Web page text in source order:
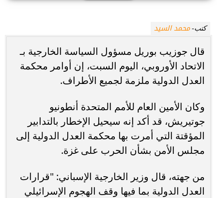
كتب-محمد السيد
قال جوزيب بوريل مسؤول السياسة الخارجية بـ
الاتحاد الأوروبي، اليوم السبت، إن أوامر محكمة
العدل الدولية ملزمة لجميع الأطراف.
وكان الأمين العام للأمم المتحدة أنطونيو
جوتيريش، قد أكد إنه سيحيل الإخطار بالتدابير
المؤقتة التي أمرت بها محكمة العدل الدولية إلى
مجلس الأمن بشأن الحرب على غزة.
من جهته، قال وزير الخارجية الإسباني: "قرارات
العدل الدولية بما فيها وقف الهجوم الإسرائيلي